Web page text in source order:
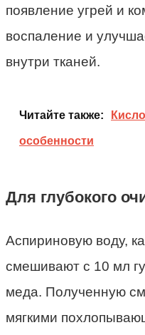
появление угрей и
воспаление и
внутри тканей.
Читайте также:
особенности
Для глубокого
Аспириновую воду,
смешивают с 10 мл
меда. Полученную
мягкими